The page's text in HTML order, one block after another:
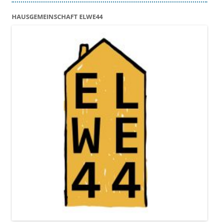
HAUSGEMEINSCHAFT ELWE44